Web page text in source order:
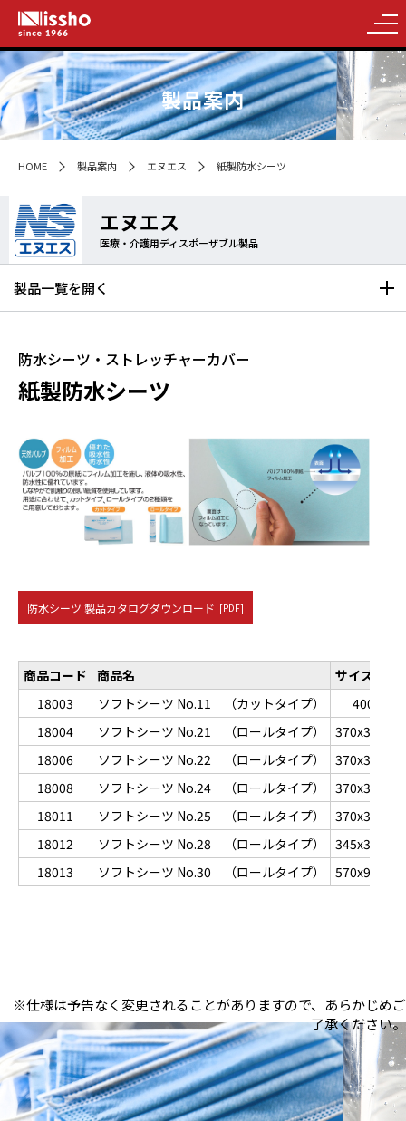
製品案内
HOME 製品案内 エヌエス 紙製防水シーツ
エヌエス
医療・介護用ディスポーザブル製品
製品一覧を開く
防水シーツ・ストレッチャーカバー
紙製防水シーツ
防水シーツ 製品カタログダウンロード [PDF]
商品コード 商品名
サイズ
18003
ソフトシーツ No.11 （カットタイプ）
18004
ソフトシーツ No.21 （ロールタイプ）
18006
ソフトシーツ No.22 （ロールタイプ）
18008
ソフトシーツ No.24 （ロールタイプ）
18011
ソフトシーツ No.25 （ロールタイプ）
18012
ソフトシーツ No.28 （ロールタイプ）
18013
ソフトシーツ No.30 （ロールタイプ）
※仕様は予告なく変更されることがありますので、あらかじめご
了承ください。